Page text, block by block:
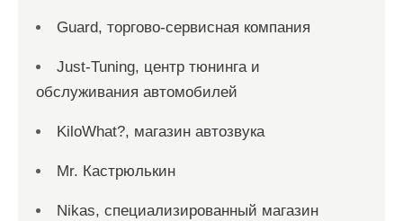
Guard, торгово-сервисная компания
Just-Tuning, центр тюнинга и
обслуживания автомобилей
KiloWhat?, магазин автозвука
Mr. Кастрюлькин
Nikas, специализированный магазин